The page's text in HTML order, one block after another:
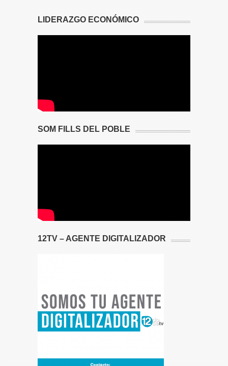
LIDERAZGO ECONÓMICO
SOM FILLS DEL POBLE
12TV – AGENTE DIGITALIZADOR